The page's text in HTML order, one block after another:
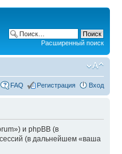
Расширенный поиск
FAQ Регистрация Вход
и phpBB (в
(в дальнейшем «ваша